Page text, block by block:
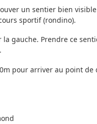
un sentier bien
sportif (rondino).
gauche. Prendre ce
pour arriver au point de